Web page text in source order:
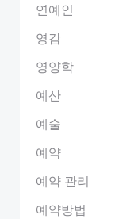
연예인
영감
영양학
예산
예술
예약
예약 관리
예약방법